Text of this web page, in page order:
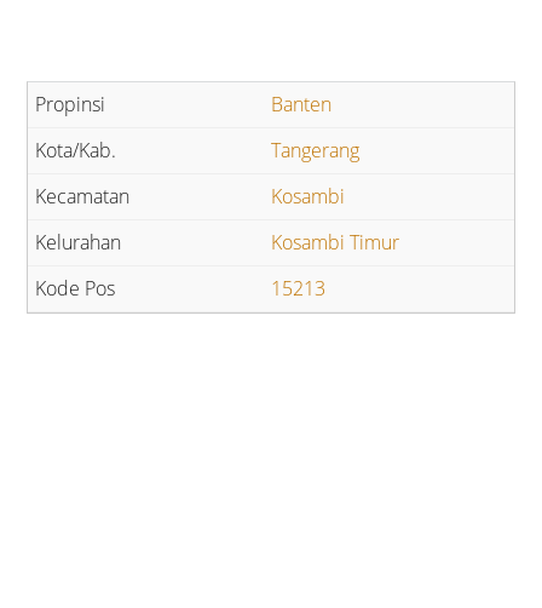
Banten
Tangerang
Kosambi
Kosambi Timur
15213